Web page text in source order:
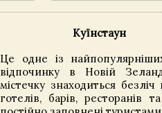
Куїнстаун
Це одне із
відпочинку в Новій
містечку знаходиться
готелів, барів, ресторанів